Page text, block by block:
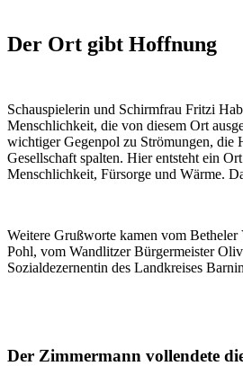
Der Ort gibt Hoffnung
Schauspielerin und Schirmfrau Fritzi
Menschlichkeit, die von diesem Ort
wichtiger Gegenpol zu Strömungen, die
Gesellschaft spalten. Hier entsteht ein
Menschlichkeit, Fürsorge und Wärme.
Weitere Grußworte kamen vom Betheler
Pohl, vom Wandlitzer Bürgermeister
Sozialdezernentin des Landkreises
Der Zimmermann vollendete